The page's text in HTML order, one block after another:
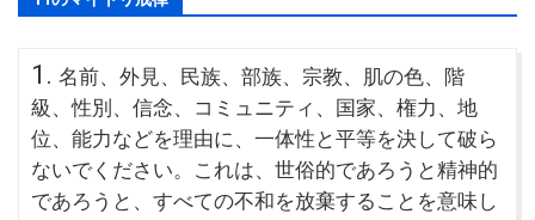
1. 名前、外見、民族、部族、宗教、肌の色、階
級、性別、信念、コミュニティ、国家、権力、地
位、能力などを理由に、一体性と平等を決して破ら
ないでください。これは、世俗的であろうと精神的
であろうと、すべての不和を放棄することを意味し